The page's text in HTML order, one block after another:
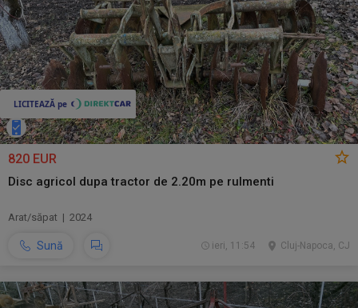
820 EUR
Disc agricol dupa tractor de 2.20m pe rulmenti
Arat/săpat | 2024
Sună Cluj-Napoca, CJ
ieri, 11:54